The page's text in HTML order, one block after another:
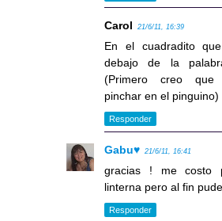
Carol 21/6/11, 16:39
En el cuadradito
debajo de la
(Primero creo que
pinchar en el pinguino)
Responder
Gabu♥ 21/6/11, 16:41
gracias ! me costo
linterna pero al fin
Responder